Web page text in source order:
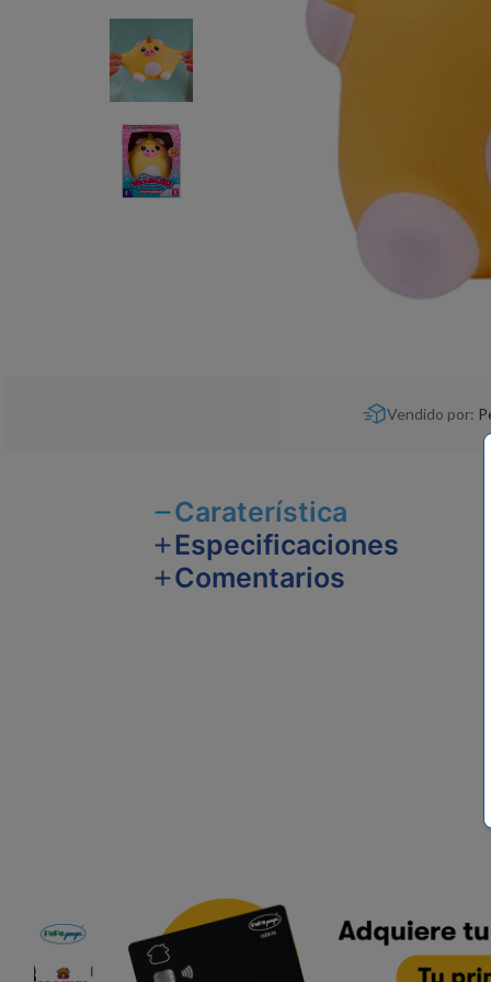
Vendido por:
Caraterística
Especificaciones
Comentarios